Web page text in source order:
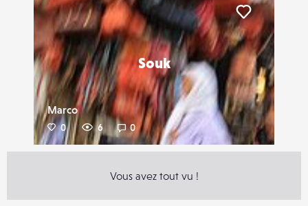
Souk
Marco
0 6 0
Liker
Vous avez tout vu !